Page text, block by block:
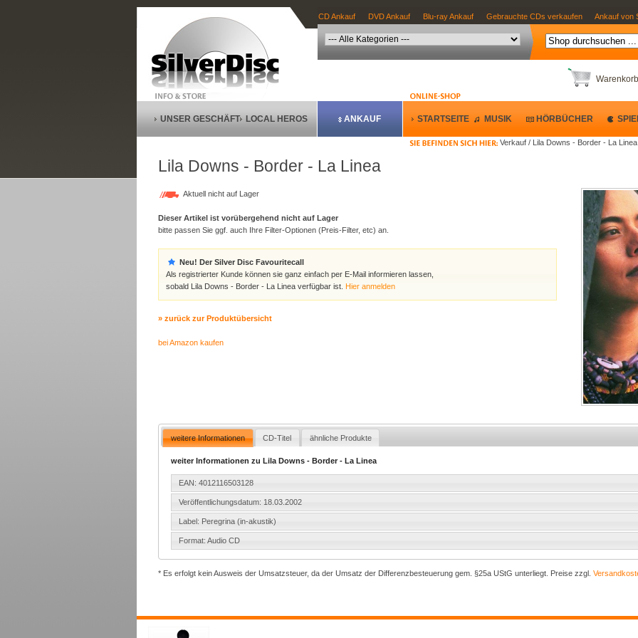
CD Ankauf DVD Ankauf Blu-ray Ankauf Gebrauchte CDs verkaufen Ankauf von
Warenkorb
Verkauf / Lila Downs - Border - La Linea
UNSER GESCHÄFT LOCAL HEROS ANKAUF STARTSEITE MUSIK HÖRBÜCHER
Lila Downs - Border - La Linea
Aktuell nicht auf Lager
Dieser Artikel ist vorübergehend nicht auf Lager
bitte passen Sie ggf. auch Ihre Filter-Optionen (Preis-Filter, etc) an.
Neu! Der Silver Disc Favouritecall
Als registrierter Kunde können sie ganz einfach per E-Mail informieren lassen,
sobald Lila Downs - Border - La Linea verfügbar ist. Hier anmelden
» zurück zur Produktübersicht
bei Amazon kaufen
weitere Informationen CD-Titel ähnliche Produkte
weiter Informationen zu Lila Downs - Border - La Linea
EAN: 4012116503128
Veröffentlichungsdatum: 18.03.2002
Label: Peregrina (in-akustik)
Format: Audio CD
* Es erfolgt kein Ausweis der Umsatzsteuer, da der Umsatz der Differenzbesteuerung gem. §25a UStG unterliegt. Preise zzgl.